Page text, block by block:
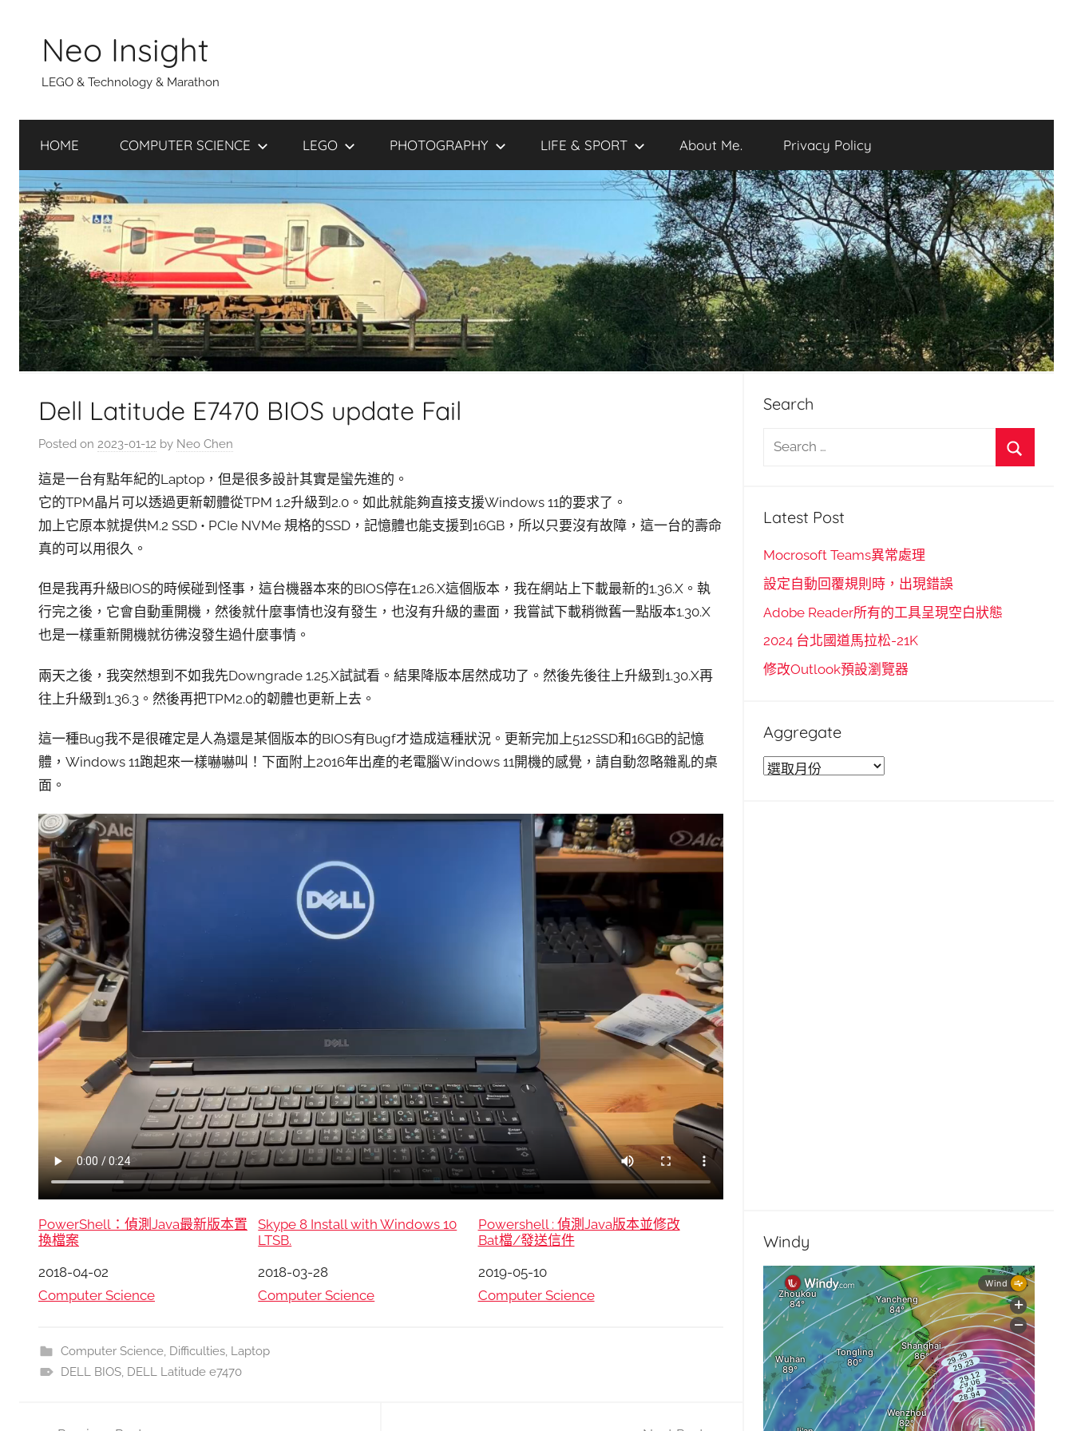
content
Neo Insight
LEGO & Technology & Marathon
HOME COMPUTER SCIENCE LEGO PHOTOGRAPHY LIFE & SPORT About Me. Privacy Policy
Dell Latitude E7470 BIOS update Fail
Posted on 2023-01-12 by Neo Chen
這是一台有點年紀的Laptop，但是很多設計其實是蠻先進的。
它的TPM晶片可以透過更新韌體從TPM 1.2升級到2.0。如此就能夠直接支援Windows 11的要求了。
加上它原本就提供M.2 SSD • PCIe NVMe 規格的SSD，記憶體也能支援到16GB，所以只要沒有故障，這一台的壽命
真的可以用很久。
但是我再升級BIOS的時候碰到怪事，這台機器本來的BIOS停在1.26.X這個版本，我在網站上下載最新的1.36.X。執
行完之後，它會自動重開機，然後就什麼事情也沒有發生，也沒有升級的畫面，我嘗試下載稍微舊一點版本1.30.X
也是一樣重新開機就彷彿沒發生過什麼事情。
兩天之後，我突然想到不如我先Downgrade 1.25.X試試看。結果降版本居然成功了。然後先後往上升級到1.30.X再
往上升級到1.36.3。然後再把TPM2.0的韌體也更新上去。
這一種Bug我不是很確定是人為還是某個版本的BIOS有Bugf才造成這種狀況。更新完加上512SSD和16GB的記憶
體，Windows 11跑起來一樣嚇嚇叫！下面附上2016年出產的老電腦Windows 11開機的感覺，請自動忽略雜亂的桌
面。
PowerShell：偵測Java最新版本置
換檔案
日期
2018-04-02
關於
Computer Science
Skype 8 Install with Windows 10
LTSB.
日期
2018-03-28
關於
Computer Science
Powershell : 偵測Java版本並修改
Bat檔/發送信件
日期
2019-05-10
關於
Computer Science
Computer Science, Difficulties, Laptop
DELL BIOS, DELL Latitude e7470
Search
h
f
:
Latest Post
Mocrosoft Teams異常處理
設定自動回覆規則時，出現錯誤
Adobe Reader所有的工具呈現空白狀態
2024 台北國道馬拉松-21K
修改Outlook預設瀏覽器
Aggregate
A
Windy